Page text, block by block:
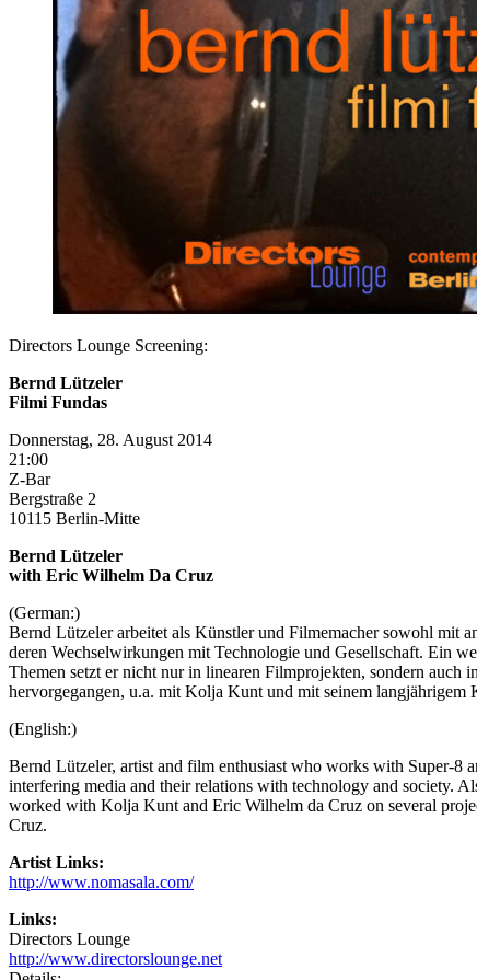
Directors Lounge Screening:
Bernd Lützeler
Filmi Fundas
Donnerstag, 28. August 2014
21:00
Z-Bar
Bergstraße 2
10115 Berlin-Mitte
Bernd Lützeler
with Eric Wilhelm Da Cruz
(German:)
Bernd Lützeler arbeitet als Künstler und Filmemacher sowohl mit
deren Wechselwirkungen mit Technologie und Gesellschaft. Ein
Themen setzt er nicht nur in linearen Filmprojekten, sondern
hervorgegangen, u.a. mit Kolja Kunt und mit seinem
(English:)
Bernd Lützeler, artist and film enthusiast who works with Super-8
interfering media and their relations with technology and society.
worked with Kolja Kunt and Eric Wilhelm da Cruz on several
Cruz.
Artist Links:
http://www.nomasala.com/
Links:
Directors Lounge
http://www.directorslounge.net